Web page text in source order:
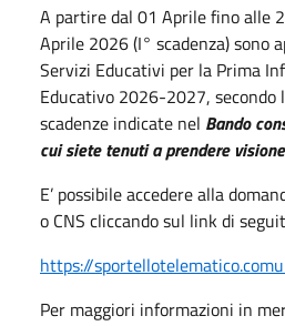
A partire dal 01 Aprile fino alle
Aprile 2026 (I° scadenza) sono
Servizi Educativi per la Prima
Educativo 2026-2027, secondo
scadenze indicate nel Bando
cui siete tenuti a prendere visione
E’ possibile accedere alla
o CNS cliccando sul link di
https://
Per maggiori informazioni in